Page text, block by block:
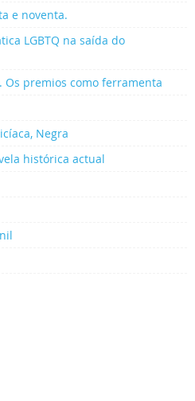
e noventa.
LGBTQ na saída do
Os premios como ferramenta
Negra
histórica actual